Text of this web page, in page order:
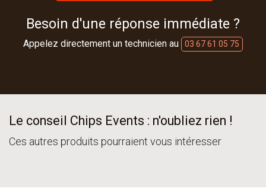
Besoin d'une réponse immédiate ?
Appelez directement un technicien au 03 67 61 05 75
Le conseil Chips Events : n'oubliez rien !
Ces autres produits pourraient vous intéresser